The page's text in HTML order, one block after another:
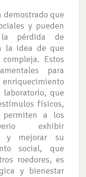
que
y pueden
la pérdida de
la idea de que
Estos
para
que
físicos,
permiten a los
exhibir
y mejorar su
social, que
roedores, es
y bienestar